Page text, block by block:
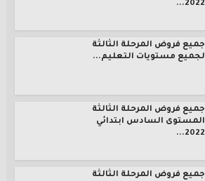
2022...
جميع فروض المرحلة الثالثة
لجميع مستويات التعليم...
جميع فروض المرحلة الثالثة
المستوى السادس ابتدائي
2022...
جميع فروض المرحلة الثالثة